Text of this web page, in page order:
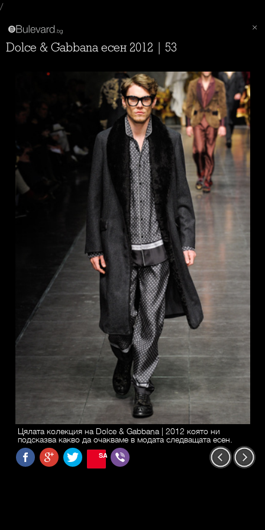
/
Dolce & Gabbana есен 2012 | 53
Цялата колекция на Dolce & Gabbana | 2012 която ни
подсказва какво да очакваме в модата следващата есен.
SAVE